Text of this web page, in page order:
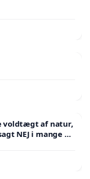
af natur,
NEJ i mange år.